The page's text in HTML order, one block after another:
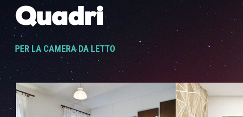
Quadri
PER LA CAMERA DA LETTO